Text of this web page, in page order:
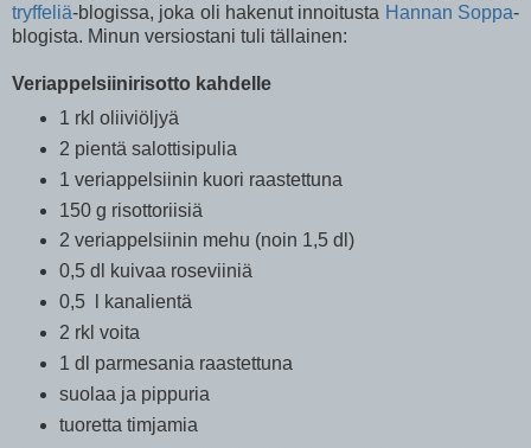
tryffeliä-blogissa, joka oli hakenut innoitusta Hannan Soppa-
blogista. Minun versiostani tuli tällainen:
Veriappelsiinirisotto kahdelle
1 rkl oliiviöljyä
2 pientä salottisipulia
1 veriappelsiinin kuori raastettuna
150 g risottoriisiä
2 veriappelsiinin mehu (noin 1,5 dl)
0,5 dl kuivaa roseviiniä
0,5 l kanalientä
2 rkl voita
1 dl parmesania raastettuna
suolaa ja pippuria
tuoretta timjamia